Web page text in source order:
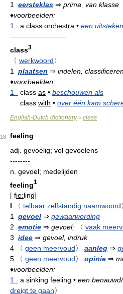
1
eersteklas ⇒ prima, van klasse
♦voorbeelden:
1
a class orchestra • een
————————
class3
〈 werkwoord〉
1
plaatsen ⇒ indelen,
♦voorbeelden:
1
class as • beschouwen als
class with • over één kam
English-Dutch dictionary> class
18
feeling
adj. gevoelig; vol gevoelens
--------
n. gevoel; medelijden
feeling1
[ fie:ling]
I
〈 telbaar zelfstandig naamwoord
1 gevoel ⇒ gewaarwording
2 emotie ⇒ gevoel; 〈 vaak
3 idee ⇒ gevoel, indruk
4
〈 geen meervoud〉 aanleg ⇒
5
〈 geen meervoud〉 opinie ⇒
♦voorbeelden:
1
a sinking feeling • een
dreigt te gaan〉